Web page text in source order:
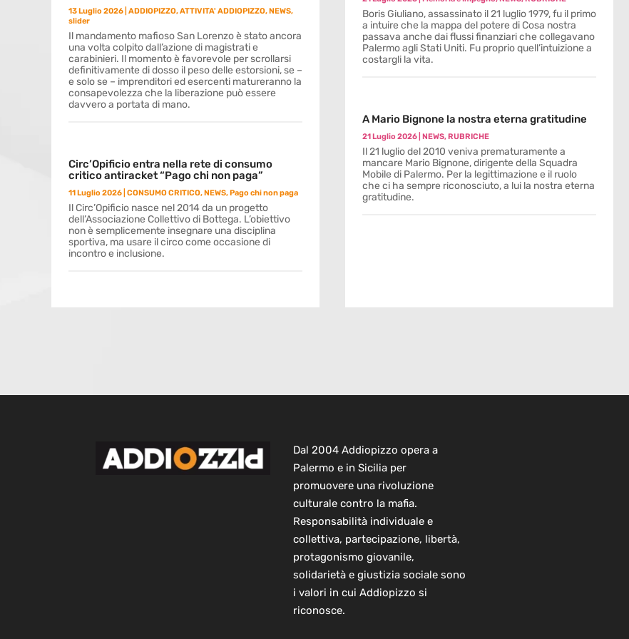
13 Luglio 2026 ADDIOPIZZO,ATTIVITA' ADDIOPIZZO,NEWS,
slider
Il mandamento mafioso San Lorenzo è stato ancora
una volta colpito dall’azione di magistrati e
carabinieri. Il momento è favorevole per scrollarsi
definitivamente di dosso il peso delle estorsioni, se –
e solo se – imprenditori ed esercenti matureranno la
consapevolezza che la liberazione può essere
davvero a portata di mano.
Circ’Opificio entra nella rete di consumo
critico antiracket “Pago chi non paga”
11 Luglio 2026 CONSUMO CRITICO,NEWS,Pago chi non paga
Il Circ’Opificio nasce nel 2014 da un progetto
dell’Associazione Collettivo di Bottega. L’obiettivo
non è semplicemente insegnare una disciplina
sportiva, ma usare il circo come occasione di
incontro e inclusione.
Boris Giuliano, assassinato il 21 luglio 1979, fu il primo
a intuire che la mappa del potere di Cosa nostra
passava anche dai flussi finanziari che collegavano
Palermo agli Stati Uniti. Fu proprio quell’intuizione a
costargli la vita.
A Mario Bignone la nostra eterna gratitudine
21 Luglio 2026| NEWS,RUBRICHE
Il 21 luglio del 2010 veniva prematuramente a
mancare Mario Bignone, dirigente della Squadra
Mobile di Palermo. Per la legittimazione e il ruolo
che ci ha sempre riconosciuto, a lui la nostra eterna
gratitudine.
Dal 2004 Addiopizzo opera a
Palermo e in Sicilia per
promuovere una rivoluzione
culturale contro la mafia.
Responsabilità individuale e
collettiva, partecipazione, libertà,
protagonismo giovanile,
solidarietà e giustizia sociale sono
i valori in cui Addiopizzo si
riconosce.